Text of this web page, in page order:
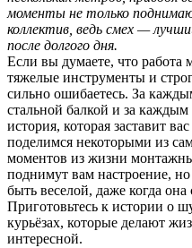
моменты не только
коллектив, ведь смех —
после долгого дня.
Если вы думаете, что
тяжелые инструменты и
сильно ошибаетесь. За
стальной балкой и за
история, которая заставит
поделимся некоторыми из
моментов из жизни
поднимут вам настроение,
быть веселой, даже когда она
Приготовьтесь к истории о
курьёзах, которые делают
интересной.